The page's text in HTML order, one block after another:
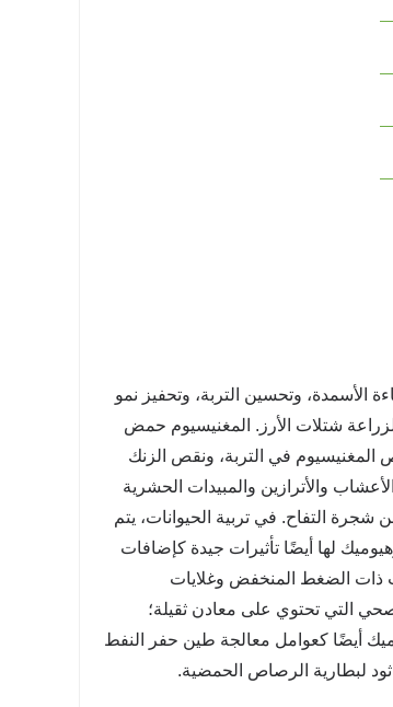
الأسمدة، وتحسين التربة، وتحفيز نمو
شتلات الأرز. المغنيسيوم حمض
المغنيسيوم في التربة، ونقص الزنك
والأترازين والمبيدات الحشرية
شجرة التفاح. في تربية الحيوانات، يتم
لها أيضًا تأثيرات جيدة كإضافات
ذات الضغط المنخفض وغلايات
التي تحتوي على معادن ثقيلة؛
أيضًا كعوامل معالجة طين حفر النفط
لبطارية الرصاص الحمضية.